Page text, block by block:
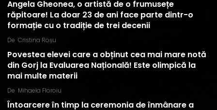
Angela Gheonea, o artistă de o frumusețe
răpitoare! La doar 23 de ani face parte dintr-o
formație cu o tradiție de trei decenii
De Cristina Roșu
Povestea elevei care a obținut cea mai mare notă
din Gorj la Evaluarea Națională! Este olimpică la
mai multe materii
De Mihaela Floroiu
Întoarcere în timp la ceremonia de înmânare a